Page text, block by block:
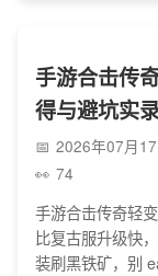
手游合击传
得与避坑实
2026年07月
74
手游合击传奇轻
比复古服升级快
装刷黑铁矿，别